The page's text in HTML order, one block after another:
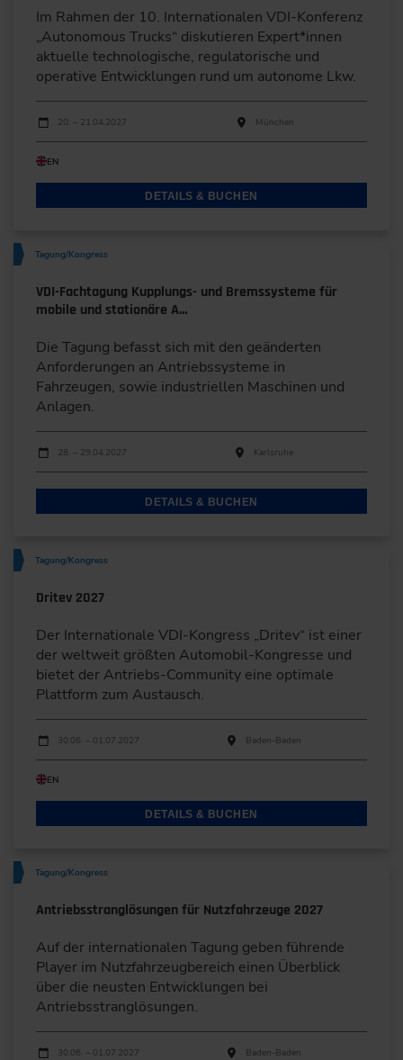
Im Rahmen der 10. Internationalen VDI-Konferenz
„Autonomous Trucks“ diskutieren Expert*innen
aktuelle technologische, regulatorische und
operative Entwicklungen rund um autonome Lkw.
Durchführungen
Veranstaltungsdatum
20. – 21.04.2027 München
EN
DETAILS & BUCHEN
Tagung/Kongress
VDI-Fachtagung Kupplungs- und Bremssysteme für
mobile und stationäre A…
Die Tagung befasst sich mit den geänderten
Anforderungen an Antriebssysteme in
Fahrzeugen, sowie industriellen Maschinen und
Anlagen.
Durchführungen
Veranstaltungsdatum
28. – 29.04.2027 Karlsruhe
DETAILS & BUCHEN
Tagung/Kongress
Dritev 2027
Der Internationale VDI-Kongress „Dritev“ ist einer
der weltweit größten Automobil-Kongresse und
bietet der Antriebs-Community eine optimale
Plattform zum Austausch.
Durchführungen
Veranstaltungsdatum Veranstaltungsort
30.06. – 01.07.2027 Baden-Baden
EN
DETAILS & BUCHEN
Tagung/Kongress
Antriebsstranglösungen für Nutzfahrzeuge 2027
Auf der internationalen Tagung geben führende
Player im Nutzfahrzeugbereich einen Überblick
über die neusten Entwicklungen bei
Antriebsstranglösungen.
Durchführungen
Veranstaltungsdatum Veranstaltungsort
30.06. – 01.07.2027 Baden-Baden